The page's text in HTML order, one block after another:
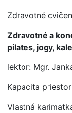
Zdravotné
Zdravotné a
pilates, jogy,
lektor: Mgr.
Kapacita
Vlastná